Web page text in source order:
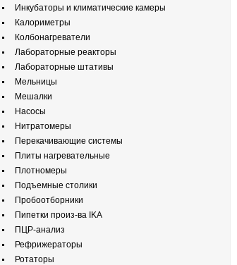
Инкубаторы и климатические камеры
Калориметры
Колбонагреватели
Лабораторные реакторы
Лабораторные штативы
Мельницы
Мешалки
Насосы
Нитратомеры
Перекачивающие системы
Плиты нагревательные
Плотномеры
Подъемные столики
Пробоотборники
Пипетки произ-ва IKA
ПЦР-анализ
Рефрижераторы
Ротаторы